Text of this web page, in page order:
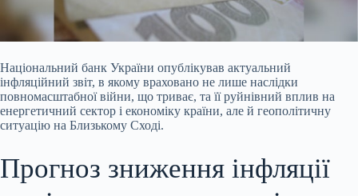
Національний банк України опублікував актуальний
інфляційний звіт, в якому враховано не лише наслідки
повномасштабної війни, що триває, та її руйнівний вплив на
енергетичний сектор і економіку країни, але й геополітичну
ситуацію на Близькому Сході.
Прогноз зниження інфляції